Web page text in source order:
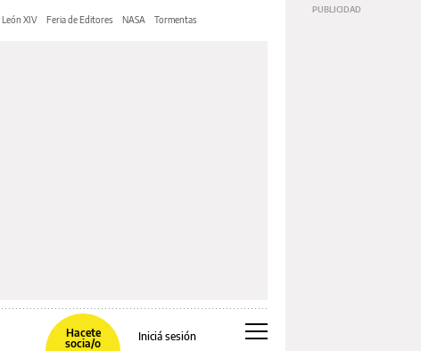
León XIV Feria de Editores NASA Tormentas
Hacete
socia/o
Iniciá sesión